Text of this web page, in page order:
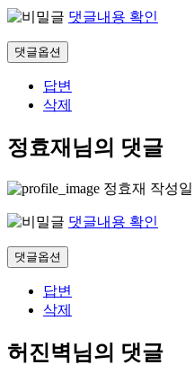
댓글내용 확인
댓글옵션
답변
삭제
정효재님의 댓글
정효재 작성일
댓글내용 확인
댓글옵션
답변
삭제
허진벽님의 댓글